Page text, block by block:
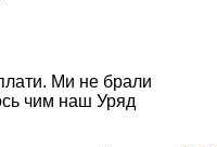
Ми не брали
чим наш Уряд